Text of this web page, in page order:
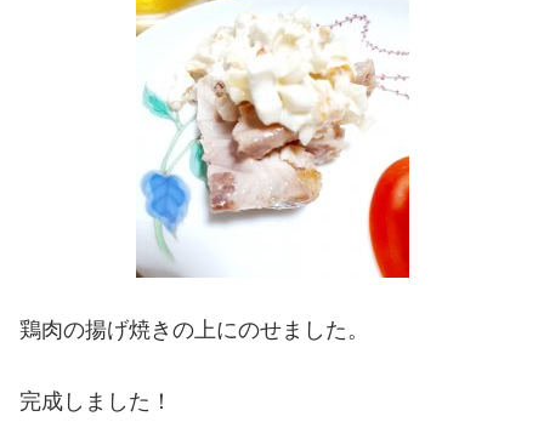
鶏肉の揚げ焼きの上にのせました。
完成しました！